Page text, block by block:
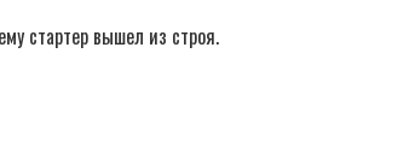
стартер вышел из строя.